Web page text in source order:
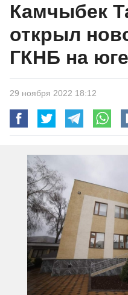
Камчыбек
открыл
ГКНБ на
29 ноября 2022 18:12